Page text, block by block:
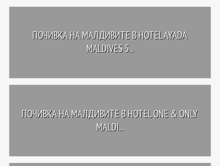
ПОЧИВКА НА МАЛДИВИТЕ В HOTEL AYADA
MALDIVES 5...
ПОЧИВКА НА МАЛДИВИТЕ В HOTEL ONE & ONLY
MALDI...